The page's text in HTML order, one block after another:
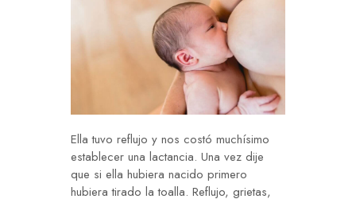
Ella tuvo reflujo y nos costó muchísimo
establecer una lactancia. Una vez dije
que si ella hubiera nacido primero
hubiera tirado la toalla. Reflujo, grietas,